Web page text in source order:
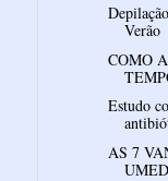
Verão
COMO
Estudo
AS 7